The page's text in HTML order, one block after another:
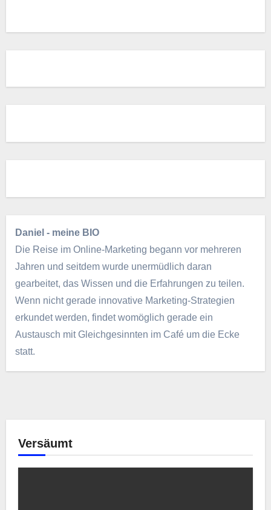
Daniel - meine BIO
Die Reise im Online-Marketing begann vor mehreren
Jahren und seitdem wurde unermüdlich daran
gearbeitet, das Wissen und die Erfahrungen zu teilen.
Wenn nicht gerade innovative Marketing-Strategien
erkundet werden, findet womöglich gerade ein
Austausch mit Gleichgesinnten im Café um die Ecke
statt.
Versäumt